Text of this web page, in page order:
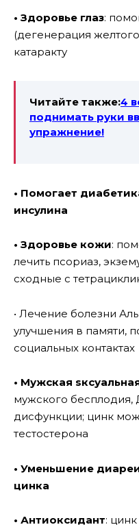
• Здоровье глаз:
(дегенерация
катаракту
Читайте также:4
поднимать руки
упражнение!
• Помогает
инсулина
• Здоровье кожи:
лечить псориаз,
сходные с
• Лечение болезни
улучшения в памяти,
социальных контактах
• Мужская
мужского
дисфункции; цинк
тестостерона
• Уменьшение
цинка
• Антиоксидант: